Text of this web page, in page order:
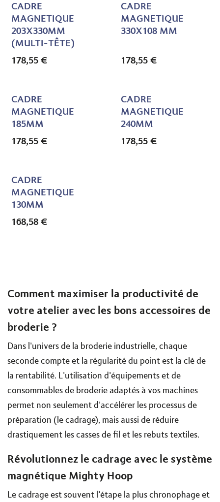
CADRE
MAGNETIQUE
203X330MM
(MULTI-TÊTE)
178,55 €
CADRE
MAGNETIQUE
330X108 MM
178,55€
CADRE
MAGNETIQUE
185MM
178,55 €
CADRE
MAGNETIQUE
240MM
178,55€
CADRE
MAGNETIQUE
130MM
168,58 €
Comment maximiser la productivité de
votre atelier avec les bons accessoires de
broderie ?
Dans l'univers de la broderie industrielle, chaque
seconde compte et la régularité du point est la clé de
la rentabilité. L'utilisation d'équipements et de
consommables de broderie adaptés à vos machines
permet non seulement d'accélérer les processus de
préparation (le cadrage), mais aussi de réduire
drastiquement les casses de fil et les rebuts textiles.
Révolutionnez le cadrage avec le système
magnétique Mighty Hoop
Le cadrage est souvent l'étape la plus chronophage et